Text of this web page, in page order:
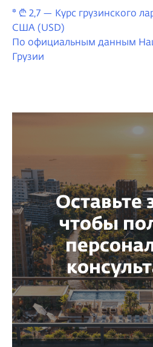
* ₾ 2,7 — Курс грузинского
США (USD)
По официальным данным
Грузии
Оставьте
чтобы